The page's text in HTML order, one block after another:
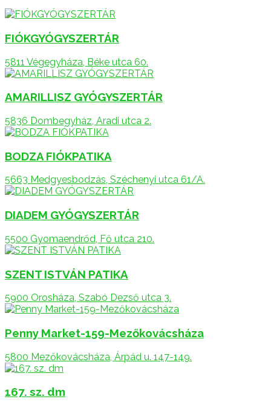
FIÓKGYÓGYSZERTÁR
5811 Végegyháza, Béke utca 60.
AMARILLISZ GYÓGYSZERTÁR
5836 Dombegyház, Aradi utca 2.
BODZA FIÓKPATIKA
5663 Medgyesbodzás, Széchenyi utca 61/A.
DIADEM GYÓGYSZERTÁR
5500 Gyomaendrőd, Fő utca 210.
SZENT ISTVÁN PATIKA
5900 Orosháza, Szabó Dezső utca 3.
Penny Market-159-Mezőkovácsháza
5800 Mezőkovácsháza, Árpád u. 147-149.
167. sz. dm